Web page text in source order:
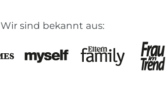
Wir sind bekannt aus: